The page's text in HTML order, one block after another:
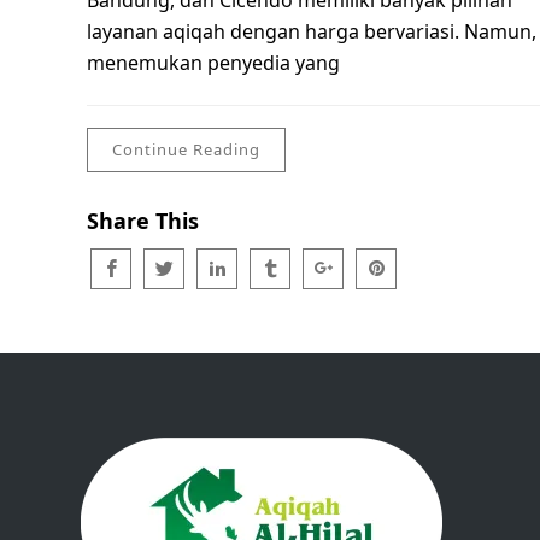
layanan aqiqah dengan harga bervariasi. Namun,
menemukan penyedia yang
Continue Reading
Share This